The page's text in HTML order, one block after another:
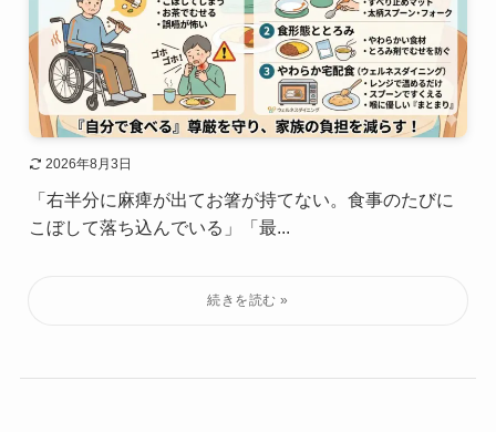
2026年8月3日
「右半分に麻痺が出てお箸が持てない。食事のたびに
こぼして落ち込んでいる」「最...